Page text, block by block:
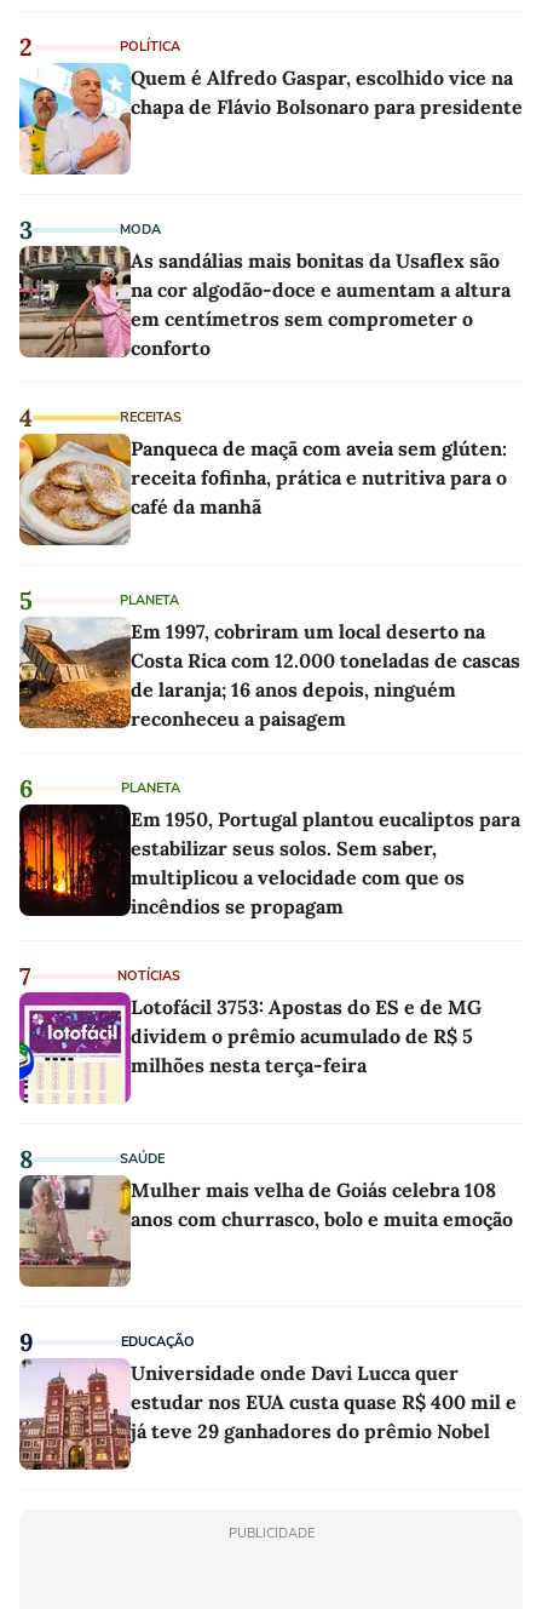
2 POLÍTICA
Quem é Alfredo Gaspar, escolhido vice na
chapa de Flávio Bolsonaro para presidente
3 MODA
As sandálias mais bonitas da Usaflex são
na cor algodão-doce e aumentam a altura
em centímetros sem comprometer o
conforto
4 RECEITAS
Panqueca de maçã com aveia sem glúten:
receita fofinha, prática e nutritiva para o
café da manhã
5 PLANETA
Em 1997, cobriram um local deserto na
Costa Rica com 12.000 toneladas de cascas
de laranja; 16 anos depois, ninguém
reconheceu a paisagem
6 PLANETA
Em 1950, Portugal plantou eucaliptos para
estabilizar seus solos. Sem saber,
multiplicou a velocidade com que os
incêndios se propagam
7 NOTÍCIAS
Lotofácil 3753: Apostas do ES e de MG
dividem o prêmio acumulado de R$ 5
milhões nesta terça-feira
8 SAÚDE
Mulher mais velha de Goiás celebra 108
anos com churrasco, bolo e muita emoção
9 EDUCAÇÃO
Universidade onde Davi Lucca quer
estudar nos EUA custa quase R$ 400 mil e
já teve 29 ganhadores do prêmio Nobel
PUBLICIDADE